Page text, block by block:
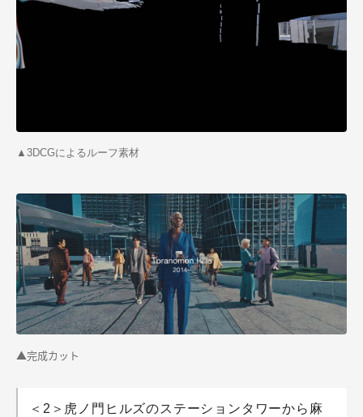
▲ 3DCGによるルーフ素材
▲完成カット
＜2＞虎ノ門ヒルズのステーションタワーから麻